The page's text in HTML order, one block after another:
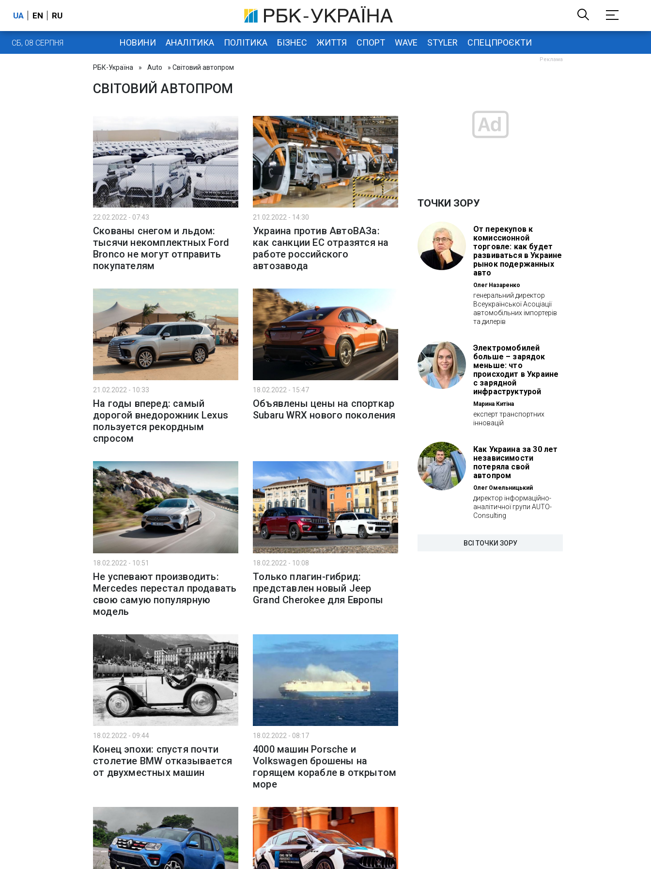
UA EN RU
СБ, 08 СЕРПНЯ НОВИНИ АНАЛІТИКА ПОЛІТИКА БІЗНЕС ЖИТТЯ СПОРТ WAVE STYLER СПЕЦПРОЄКТИ
РБК-Україна » Auto » Світовий автопром
СВІТОВИЙ АВТОПРОМ
22.02.2022 - 07:43
Скованы снегом и льдом:
тысячи некомплектных Ford
Bronco не могут отправить
покупателям
21.02.2022 - 14:30
Украина против АвтоВАЗа:
как санкции ЕС отразятся на
работе российского
автозавода
21.02.2022 - 10:33
На годы вперед: самый
дорогой внедорожник Lexus
пользуется рекордным
спросом
18.02.2022 - 15:47
Объявлены цены на спорткар
Subaru WRX нового поколения
18.02.2022 - 10:51
Не успевают производить:
Mercedes перестал продавать
свою самую популярную
модель
18.02.2022 - 10:08
Только плагин-гибрид:
представлен новый Jeep
Grand Cherokee для Европы
18.02.2022 - 09:44
Конец эпохи: спустя почти
столетие BMW отказывается
от двухместных машин
18.02.2022 - 08:17
4000 машин Porsche и
Volkswagen брошены на
горящем корабле в открытом
море
ТОЧКИ ЗОРУ
От перекупов к
комиссионной
торговле: как будет
развиваться в Украине
рынок подержанных
авто
Олег Назаренко
генеральний директор
Всеукраїнської Асоціації
автомобільних імпортерів
та дилерів
Электромобилей
больше – зарядок
меньше: что
происходит в Украине
с зарядной
инфраструктурой
Марина Китіна
експерт транспортних
інновацій
Как Украина за 30 лет
независимости
потеряла свой
автопром
Олег Омельницький
директор інформаційно-
аналітичної групи AUTO-
Consulting
ВСІ ТОЧКИ ЗОРУ